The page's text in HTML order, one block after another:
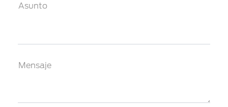
Asunto
Mensaje